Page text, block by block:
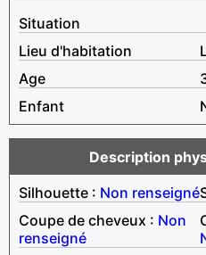
Situation
Lieu d'habitation
Age
Enfant
Description
Silhouette : Non renseigné
Coupe de cheveux : Non
renseigné